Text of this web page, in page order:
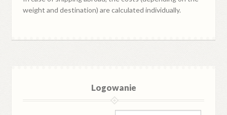
weight and destination) are calculated individually.
Logowanie